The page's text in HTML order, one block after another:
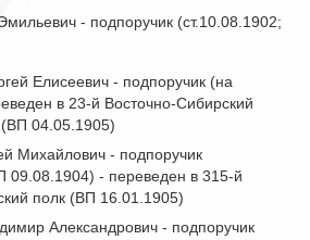
- подпоручик (ст.10.08.1902;
Елисеевич - подпоручик (на
в 23-й Восточно-Сибирский
(ВП 04.05.1905)
Михайлович - подпоручик
09.08.1904) - переведен в 315-й
полк (ВП 16.01.1905)
Александрович - подпоручик